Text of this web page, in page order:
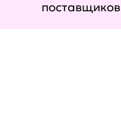
поставщиков